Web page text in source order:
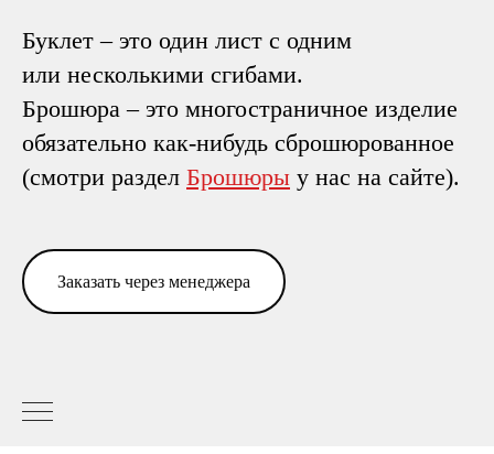
Буклет – это один лист с одним
или несколькими сгибами.
Брошюра – это многостраничное изделие
обязательно как-нибудь сброшюрованное
(смотри раздел Брошюры у нас на сайте).
Заказать через менеджера